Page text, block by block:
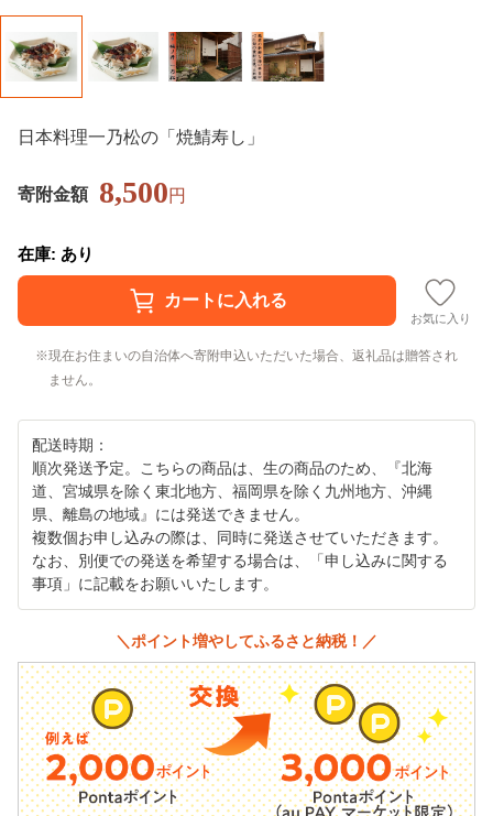
日本料理一乃松の「焼鯖寿し」
寄附金額 8,500円
在庫: あり
お気に入り
現在お住まいの自治体へ寄附申込いただいた場合、返礼品は贈答され
ません。
配送時期：
順次発送予定。こちらの商品は、生の商品のため、『北海
道、宮城県を除く東北地方、福岡県を除く九州地方、沖縄
県、離島の地域』には発送できません。
複数個お申し込みの際は、同時に発送させていただきます。
なお、別便での発送を希望する場合は、「申し込みに関する
事項」に記載をお願いいたします。
＼ポイント増やしてふるさと納税！／